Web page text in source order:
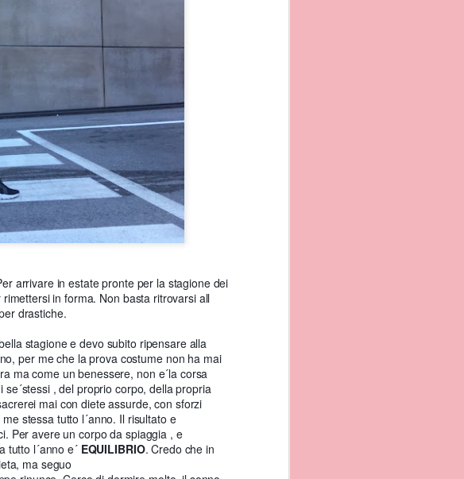
arrivare in estate pronte per la stagione dei
in forma. Non basta ritrovarsi all
drastiche.
stagione e devo subito ripensare alla
per me che la prova costume non ha mai
ma come un benessere, non e´la corsa
, del proprio corpo, della propria
mai con diete assurde, con sforzi
stessa tutto l´anno. Il risultato e
Per avere un corpo da spiaggia , e
tutto l´anno e´ EQUILIBRIO. Credo che in
ma seguo
racconto,
a Procida.
fascino autentico,
che ispirano chi ha la fortuna di
tratto grande ispirazione da essa.
sulla´isola dei pescatori piu bella